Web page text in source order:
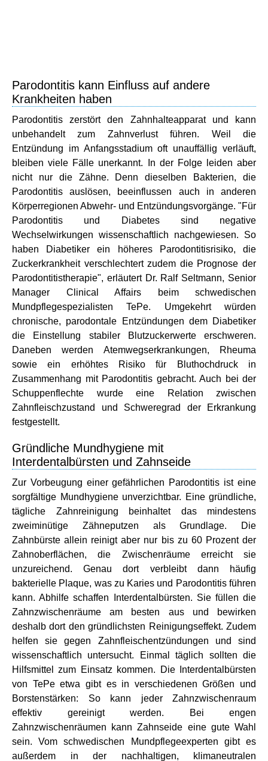
Parodontitis kann Einfluss auf andere
Krankheiten haben
Parodontitis zerstört den Zahnhalteapparat und kann
unbehandelt zum Zahnverlust führen. Weil die
Entzündung im Anfangsstadium oft unauffällig verläuft,
bleiben viele Fälle unerkannt. In der Folge leiden aber
nicht nur die Zähne. Denn dieselben Bakterien, die
Parodontitis auslösen, beeinflussen auch in anderen
Körperregionen Abwehr- und Entzündungsvorgänge. "Für
Parodontitis und Diabetes sind negative
Wechselwirkungen wissenschaftlich nachgewiesen. So
haben Diabetiker ein höheres Parodontitisrisiko, die
Zuckerkrankheit verschlechtert zudem die Prognose der
Parodontitistherapie", erläutert Dr. Ralf Seltmann, Senior
Manager Clinical Affairs beim schwedischen
Mundpflegespezialisten TePe. Umgekehrt würden
chronische, parodontale Entzündungen dem Diabetiker
die Einstellung stabiler Blutzuckerwerte erschweren.
Daneben werden Atemwegserkrankungen, Rheuma
sowie ein erhöhtes Risiko für Bluthochdruck in
Zusammenhang mit Parodontitis gebracht. Auch bei der
Schuppenflechte wurde eine Relation zwischen
Zahnfleischzustand und Schweregrad der Erkrankung
festgestellt.
Gründliche Mundhygiene mit
Interdentalbürsten und Zahnseide
Zur Vorbeugung einer gefährlichen Parodontitis ist eine
sorgfältige Mundhygiene unverzichtbar. Eine gründliche,
tägliche Zahnreinigung beinhaltet das mindestens
zweiminütige Zähneputzen als Grundlage. Die
Zahnbürste allein reinigt aber nur bis zu 60 Prozent der
Zahnoberflächen, die Zwischenräume erreicht sie
unzureichend. Genau dort verbleibt dann häufig
bakterielle Plaque, was zu Karies und Parodontitis führen
kann. Abhilfe schaffen Interdentalbürsten. Sie füllen die
Zahnzwischenräume am besten aus und bewirken
deshalb dort den gründlichsten Reinigungseffekt. Zudem
helfen sie gegen Zahnfleischentzündungen und sind
wissenschaftlich untersucht. Einmal täglich sollten die
Hilfsmittel zum Einsatz kommen. Die Interdentalbürsten
von TePe etwa gibt es in verschiedenen Größen und
Borstenstärken: So kann jeder Zahnzwischenraum
effektiv gereinigt werden. Bei engen
Zahnzwischenräumen kann Zahnseide eine gute Wahl
sein. Vom schwedischen Mundpflegeexperten gibt es
außerdem in der nachhaltigen, klimaneutralen